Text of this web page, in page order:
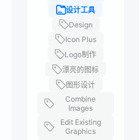
设计工具
Design
Icon Plus
Logo制作
漂亮的图标
图形设计
Combine
Images
Edit Existing
Graphics